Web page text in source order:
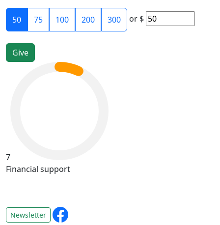
50 75 100 200 300 or $
7
Financial support
Newsletter